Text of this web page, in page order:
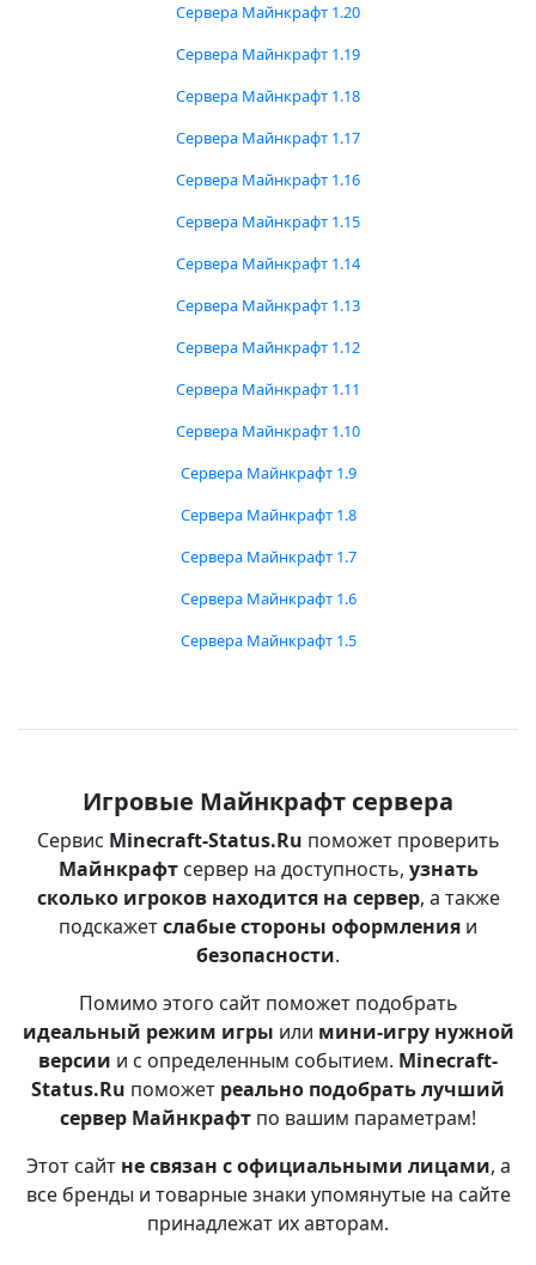
Сервера Майнкрафт 1.20
Сервера Майнкрафт 1.19
Сервера Майнкрафт 1.18
Сервера Майнкрафт 1.17
Сервера Майнкрафт 1.16
Сервера Майнкрафт 1.15
Сервера Майнкрафт 1.14
Сервера Майнкрафт 1.13
Сервера Майнкрафт 1.12
Сервера Майнкрафт 1.11
Сервера Майнкрафт 1.10
Сервера Майнкрафт 1.9
Сервера Майнкрафт 1.8
Сервера Майнкрафт 1.7
Сервера Майнкрафт 1.6
Сервера Майнкрафт 1.5
Игровые Майнкрафт сервера
Сервис Minecraft-Status.Ru поможет проверить
Майнкрафтсервер на доступность, узнать
сколько игроков находится на сервер, а также
подскажетслабые стороны оформления и
безопасности.
Помимо этого сайт поможет подобрать
идеальный режим игры или мини-игру нужной
версии и с определенным событием. Minecraft-
Status.Ru поможет реально подобрать лучший
сервер Майнкрафт по вашим параметрам!
Этот сайт не связан с официальными лицами, а
все бренды и товарные знаки упомянутые на сайте
принадлежат их авторам.